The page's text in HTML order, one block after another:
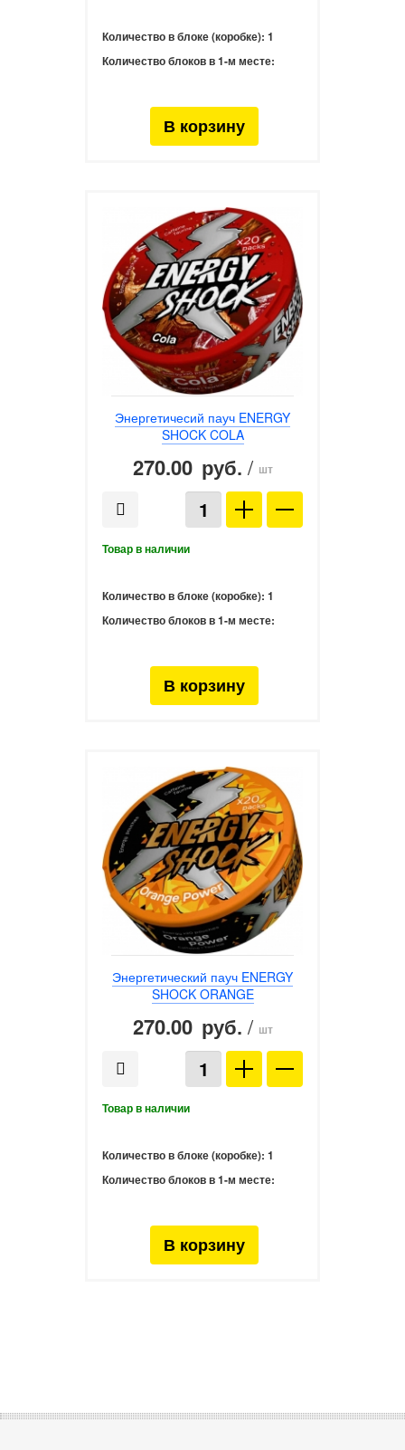
Количество в блоке (коробке): 1
Количество блоков в 1-м месте:
Энергетичесий пауч ENERGY
SHOCK COLA
270.00 руб. / шт
Количество в блоке (коробке): 1
Количество блоков в 1-м месте:
Энергетический пауч ENERGY
SHOCK ORANGE
270.00 руб. / шт
Количество в блоке (коробке): 1
Количество блоков в 1-м месте: